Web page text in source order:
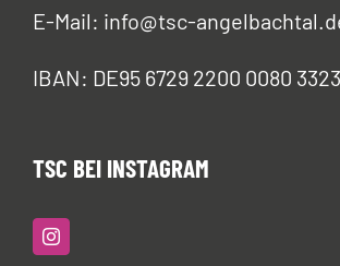
E-Mail: info@tsc-
IBAN: DE95 6729 2200 0080
TSC BEI INSTAGRAM